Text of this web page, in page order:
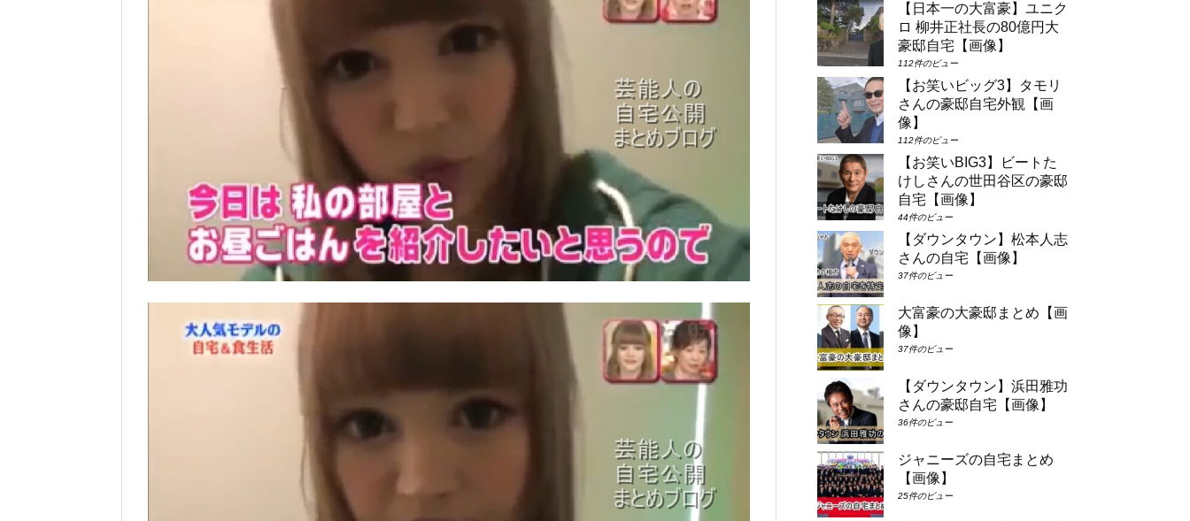
【日本一の大富豪】ユニク
ロ 柳井正社長の80億円大
豪邸自宅【画像】
112件のビュー
【お笑いビッグ3】タモリ
さんの豪邸自宅外観【画
像】
112件のビュー
【お笑いBIG3】ビートた
けしさんの世田谷区の豪邸
自宅【画像】
44件のビュー
【ダウンタウン】松本人志
さんの自宅【画像】
37件のビュー
大富豪の大豪邸まとめ【画
像】
37件のビュー
【ダウンタウン】浜田雅功
さんの豪邸自宅【画像】
36件のビュー
ジャニーズの自宅まとめ
【画像】
25件のビュー